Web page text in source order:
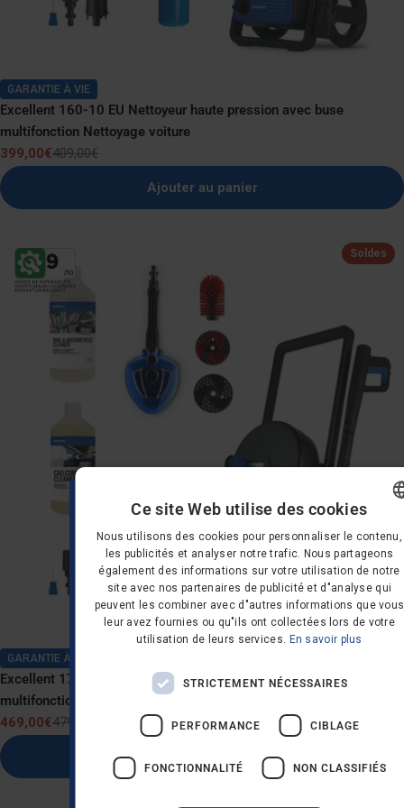
GARANTIE À VIE
Excellent 160-10 EU Nettoyeur haute pression avec buse
multifonction Nettoyage voiture
Prix
de
vente
399,00€
Prix
normal
409,00€
Ajouter au panier
Soldes
GARANTIE À VIE
Excellent 170-10 EU Nettoyeur haute pression avec buse
multifonction Nettoyage voiture
Prix
de
vente
469,00€
Prix
normal
479,00€
DANISH
GERMAN
DUTCH
FRENCH
NORWEGIAN
PORTUGUESE
Ce site Web utilise des cookies
Nous utilisons des cookies pour personnaliser le contenu,
les publicités et analyser notre trafic. Nous partageons
également des informations sur votre utilisation de notre
site avec nos partenaires de publicité et d"analyse qui
peuvent les combiner avec d"autres informations que vous
leur avez fournies ou qu"ils ont collectées lors de votre
utilisation de leurs services. En savoir plus
STRICTEMENT NÉCESSAIRES
PERFORMANCE CIBLAGE
FONCTIONNALITÉ NON CLASSIFIÉS
SOUHAITEZ-VOUS 10
% DE RÉDUCTION SUR
VOTRE PREMIÈRE
COMMANDE ?